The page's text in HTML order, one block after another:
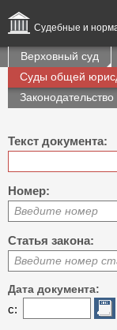
Судебные и
Верховный суд
Суды общей
Законодательство
Текст документа:
Номер:
Введите номер
Статья закона:
Введите номер
Дата документа:
с: